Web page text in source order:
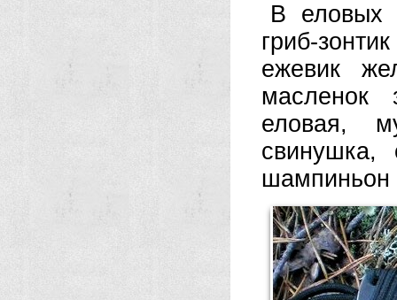
В еловых
гриб-
ежевик
масленок
еловая,
свинушка,
шампиньон